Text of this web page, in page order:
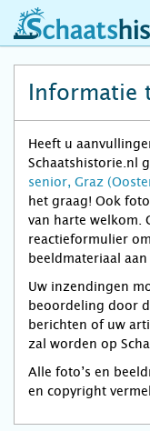
Informatie
Heeft u
Schaatshistorie.nl
senior, Graz
het graag! Ook
van harte welkom.
reactieformulier
beeldmateriaal
Uw inzendingen
beoordeling door
berichten of uw
zal worden op
Alle foto’s en
en copyright